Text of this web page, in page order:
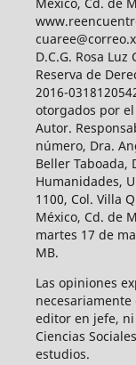
D.C.G. Rosa
Reserva de
2016-
otorgados por
Autor.
número, Dra.
Beller Taboada,
Humanidades,
1100, Col. Villa
México, Cd. de
martes 17 de
MB.
Las opiniones
editor en jefe,
Ciencias
estudios.